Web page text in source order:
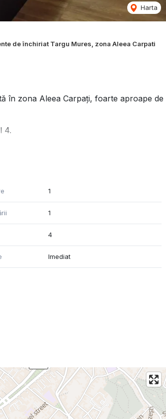
Harta
de închiriat Targu Mures, zona Aleea Carpati
în zona Aleea Carpați, foarte aproape de
4.
către universitate și facilități urbane.
1
1
4
Imediat